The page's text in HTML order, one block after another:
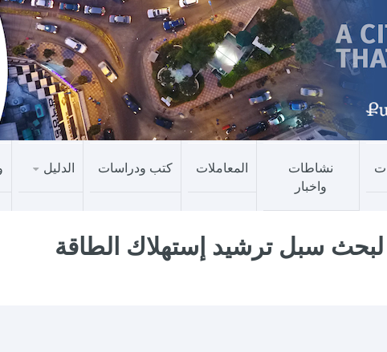
نشاطات
واخبار
المعاملات كتب ودراسات الدليل
سبل ترشيد إستهلاك الطاقة